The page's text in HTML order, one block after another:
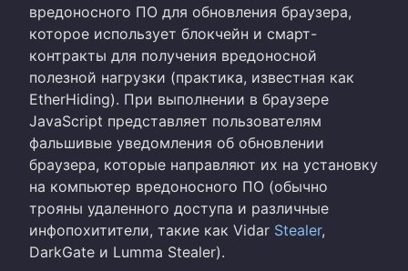
вредоносного ПО для обновления браузера,
которое использует блокчейн и смарт-
контракты для получения вредоносной
полезной нагрузки (практика, известная как
EtherHiding). При выполнении в браузере
JavaScript представляет пользователям
фальшивые уведомления об обновлении
браузера, которые направляют их на установку
на компьютер вредоносного ПО (обычно
трояны удаленного доступа и различные
инфопохитители, такие как Vidar Stealer,
DarkGate и Lumma Stealer).